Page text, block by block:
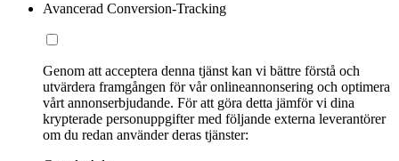
Avancerad Conversion-Tracking
Genom att acceptera denna tjänst kan vi bättre förstå och
utvärdera framgången för vår onlineannonsering och optimera
vårt annonserbjudande. För att göra detta jämför vi dina
krypterade personuppgifter med följande externa leverantörer
om du redan använder deras tjänster: